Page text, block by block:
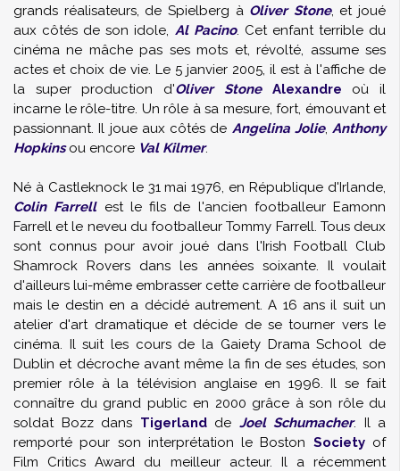
grands réalisateurs, de Spielberg à Oliver Stone, et joué
aux côtés de son idole, Al Pacino. Cet enfant terrible du
cinéma ne mâche pas ses mots et, révolté, assume ses
actes et choix de vie. Le 5 janvier 2005, il est à l'affiche de
la super production d'Oliver Stone Alexandre où il
incarne le rôle-titre. Un rôle à sa mesure, fort, émouvant et
passionnant. Il joue aux côtés de Angelina Jolie, Anthony
Hopkinsou encore Val Kilmer.
Né à Castleknock le 31 mai 1976, en République d'Irlande,
Colin Farrellest le fils de l'ancien footballeur Eamonn
Farrell et le neveu du footballeur Tommy Farrell. Tous deux
sont connus pour avoir joué dans l'Irish Football Club
Shamrock Rovers dans les années soixante. Il voulait
d'ailleurs lui-même embrasser cette carrière de footballeur
mais le destin en a décidé autrement. A 16 ans il suit un
atelier d'art dramatique et décide de se tourner vers le
cinéma. Il suit les cours de la Gaiety Drama School de
Dublin et décroche avant même la fin de ses études, son
premier rôle à la télévision anglaise en 1996. Il se fait
connaître du grand public en 2000 grâce à son rôle du
soldat Bozz dans Tigerland de Joel Schumacher. Il a
remporté pour son interprétation le Boston Societyof
Film Critics Award du meilleur acteur. Il a récemment